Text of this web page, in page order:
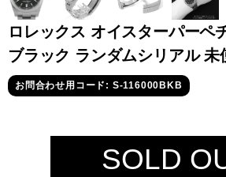
グランド
セイコー
オメガ
ロレックス オイスターパーペ
ブラック ランダムシリアル 未
お問合わせ用コード: S-116000BKB
SOLD